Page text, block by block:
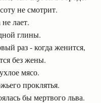
не смотрит.
лает.
глины.
раз - когда женится,
без жены.
мясо.
проклятья.
бы мертвого льва.